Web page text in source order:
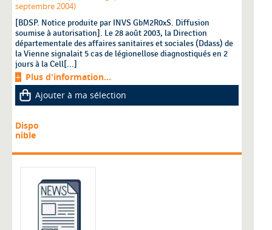
septembre 2004)
[BDSP. Notice produite par INVS GbM2R0xS. Diffusion
soumise à autorisation]. Le 28 août 2003, la Direction
départementale des affaires sanitaires et sociales (Ddass) de
la Vienne signalait 5 cas de légionellose diagnostiqués en 2
jours à la Cell[...]
Plus d'information...
Ajouter à ma sélection
Dispo
nible